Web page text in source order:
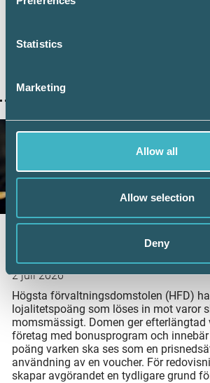
Statistics
Marketing
Allow all
Allow selection
Deny
Digital inlämning av årsredovisningar
lämnade in sin årsredovisning digitalt
antalet överstiger 100 000 under en
ger färre kompletteringar och
Nytt HFD-besked: Ingen
2 juli 2026
Högsta förvaltningsdomstolen (HFD)
lojalitetspoäng som löses in mot varor
momsmässigt. Domen ger
företag med bonusprogram och
poäng varken ska ses som en
användning av en voucher. För
skapar avgörandet en tydligare grund